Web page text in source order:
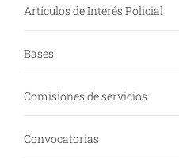
Artículos de Interés Policial
Bases
Comisiones de servicios
Convocatorias